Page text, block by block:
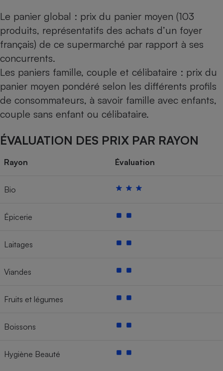
Le panier global : prix du panier moyen (103
produits, représentatifs des achats d’un foyer
français) de ce supermarché par rapport à ses
concurrents.
Les paniers famille, couple et célibataire : prix du
panier moyen pondéré selon les différents profils
de consommateurs, à savoir famille avec enfants,
couple sans enfant ou célibataire.
ÉVALUATION DES PRIX PAR RAYON
Rayon Évaluation
Bio
Épicerie
Laitages
Viandes
Fruits et légumes
Boissons
Hygiène Beauté